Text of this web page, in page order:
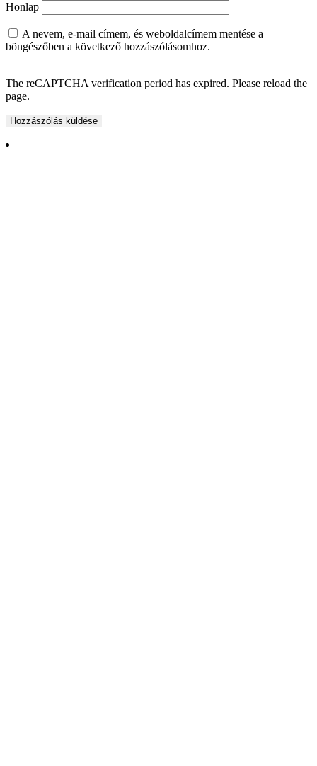
Honlap
A nevem, e-mail címem, és weboldalcímem mentése a
böngészőben a következő hozzászólásomhoz.
The reCAPTCHA verification period has expired. Please reload the
page.